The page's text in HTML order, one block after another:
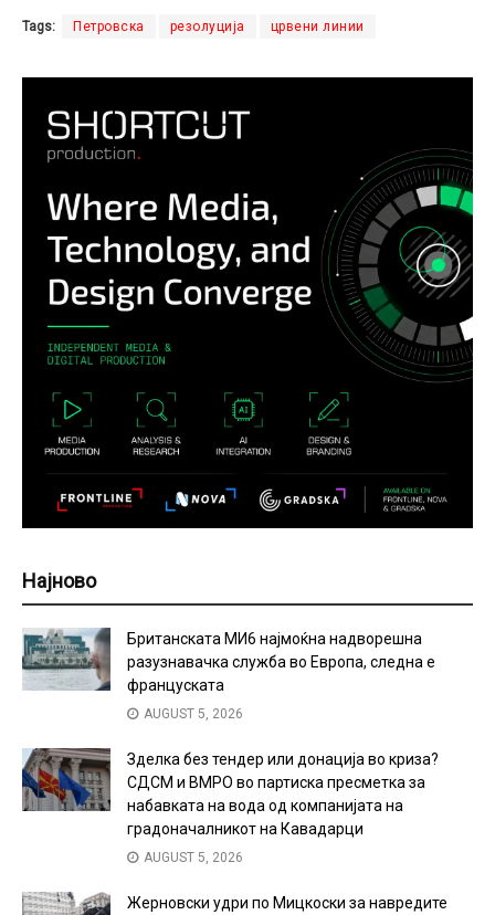
Tags: Петровска резолуција црвени линии
Најново
Британската МИ6 најмоќна надворешна
разузнавачка служба во Европа, следна е
француската
AUGUST 5, 2026
Зделка без тендер или донација во криза?
СДСМ и ВМРО во партиска пресметка за
набавката на вода од компанијата на
градоначалникот на Кавадарци
AUGUST 5, 2026
Жерновски удри по Мицкоски за навредите